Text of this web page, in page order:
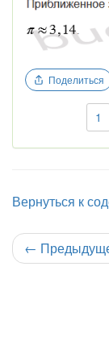
Поделиться
1
Вернуться к
←